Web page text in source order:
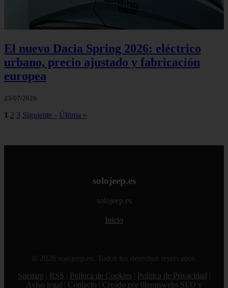
El nuevo Dacia Spring 2026: eléctrico
urbano, precio ajustado y fabricación
europea
23/07/2026
1 2 3 Siguiente › Última »
solojeep.es
solojeep.es
Inicio
© 2026 solojeep.es. Todos los derechos reservados.
Sitemap
RSS Política de Cookies Política de Privacidad
Aviso legal
Contacto Creado por 0lemiswebs SEO y